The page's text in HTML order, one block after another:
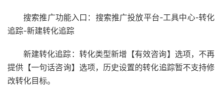
搜索推广功能入口：搜索推广投放平台-工具中心-转化
追踪-新建转化追踪
新建转化追踪：转化类型新增【有效咨询】选项，不再
提供【一句话咨询】选项，历史设置的转化追踪暂不支持修
改转化目标。